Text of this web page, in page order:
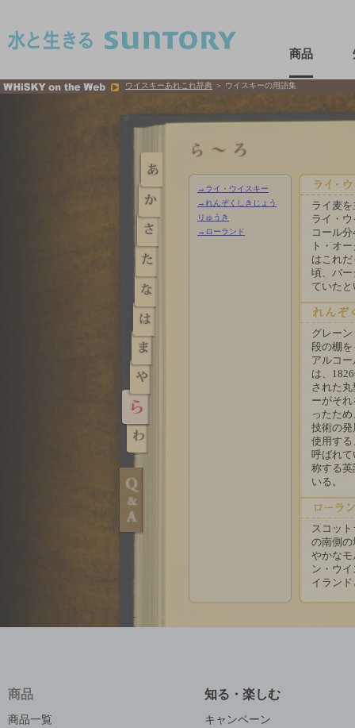
商品
ウイスキーあれこれ辞典 ＞ ウイスキーの用語集
→ライ・ウイスキー
→れんぞくしきじょう
りゅうき
→ローランド
ライ麦
ライ・
コール
ト・オ
はこれ
頃、バ
ていた
グレー
段の棚
アルコ
は、
された
ーがそ
ったた
技術の
使用す
呼ばれ
称する
いる。
スコッ
の南側
やかな
ン・ウ
イラン
商品
商品一覧
知る・楽しむ
キャンペーン